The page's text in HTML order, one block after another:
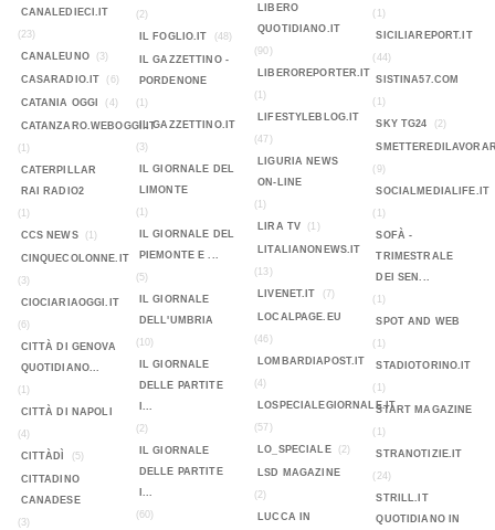
CANALEDIECI.IT
(23)
CANALEUNO
(3)
CASARADIO.IT (6)
CATANIA OGGI (4)
CATANZARO.WEBOGGI.IT
(1)
CATERPILLAR
RAI RADIO2
(1)
CCS NEWS
(1)
CINQUECOLONNE.IT
(3)
CIOCIARIAOGGI.IT
(6)
CITTÀ DI GENOVA
QUOTIDIANO...
(1)
CITTÀ DI NAPOLI
(4)
CITTÀDÌ
(5)
CITTADINO
CANADESE
(3)
(2)
IL FOGLIO.IT
(48)
IL GAZZETTINO -
PORDENONE
(1)
IL GAZZETTINO.IT
(3)
IL GIORNALE DEL
LIMONTE
(1)
IL GIORNALE DEL
PIEMONTE E ...
(5)
IL GIORNALE
DELL'UMBRIA
(10)
IL GIORNALE
DELLE PARTITE
I...
(2)
IL GIORNALE
DELLE PARTITE
I...
(60)
LIBERO
QUOTIDIANO.IT
(90)
LIBEROREPORTER.IT
(1)
LIFESTYLEBLOG.IT
(47)
LIGURIA NEWS
ON-LINE
(1)
LIRA TV
(1)
LITALIANONEWS.IT
(13)
LIVENET.IT
(7)
LOCALPAGE.EU
(46)
LOMBARDIAPOST.IT
(4)
LOSPECIALEGIORNALE.IT
(57)
LO_SPECIALE
(2)
LSD MAGAZINE
(2)
LUCCA IN
(1)
SICILIAREPORT.IT
(44)
SISTINA57.COM
(1)
SKY TG24
(2)
(9)
SOCIALMEDIALIFE.IT
(1)
SOFÀ -
TRIMESTRALE
DEI SEN...
(1)
SPOT AND WEB
(1)
STADIOTORINO.IT
(1)
START MAGAZINE
(1)
STRANOTIZIE.IT
(24)
STRILL.IT
QUOTIDIANO IN